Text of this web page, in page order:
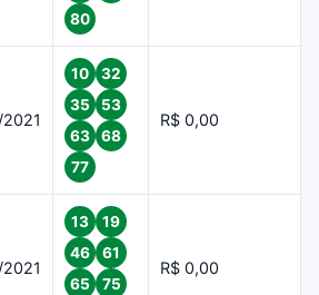
80
10
32
35
53
63
68
77
R$ 0,00
13
19
46
61
65
75
R$ 0,00